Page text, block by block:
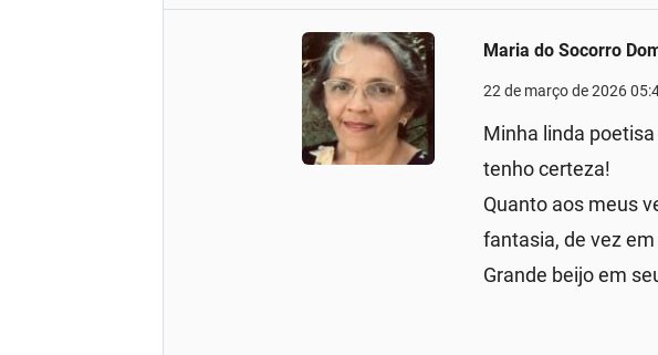
Maria do Socorro
22 de março de 2026
Minha linda
tenho certeza!
Quanto aos meus
fantasia, de vez
Grande beijo em